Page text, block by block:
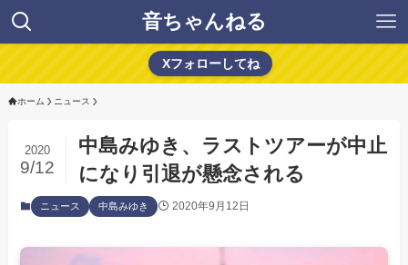
音ちゃんねる
Xフォローしてね
ホーム ニュース
中島みゆき、ラストツアーが中止
になり引退が懸念される
2020
9/12
ニュース 中島みゆき 2020年9月12日